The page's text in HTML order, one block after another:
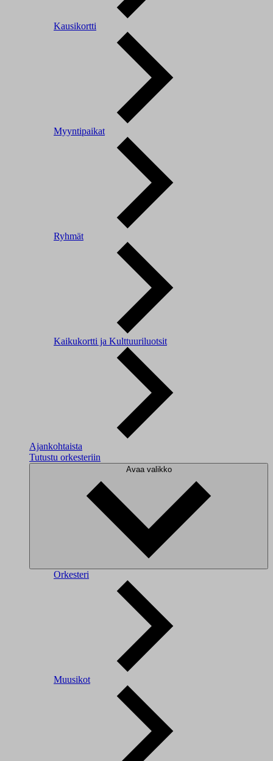
Kausikortti
Myyntipaikat
Ryhmät
Kaikukortti ja Kulttuuriluotsit
Ajankohtaista
Tutustu orkesteriin
Avaa valikko
Orkesteri
Muusikot